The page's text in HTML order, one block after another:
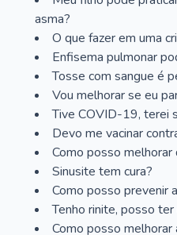
asma?
O que fazer em uma
Enfisema pulmonar
Tosse com sangue é
Vou melhorar se eu
Tive COVID-19, terei
Devo me vacinar
Como posso
Sinusite tem cura?
Como posso prevenir
Tenho rinite, posso
Como posso